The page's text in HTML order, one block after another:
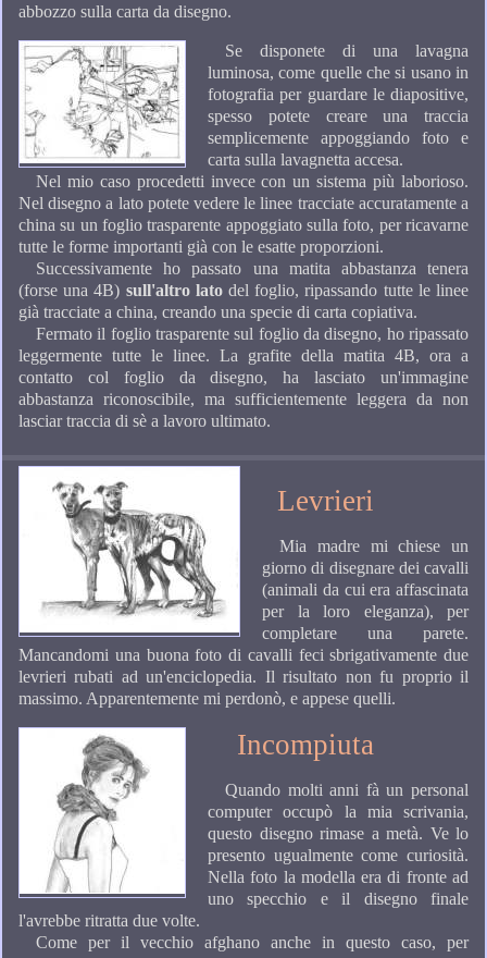
abbozzo sulla carta da disegno.
Se disponete di una lavagna
luminosa, come quelle che si usano in
fotografia per guardare le diapositive,
spesso potete creare una traccia
semplicemente appoggiando foto e
carta sulla lavagnetta accesa.
Nel mio caso procedetti invece con un sistema più laborioso.
Nel disegno a lato potete vedere le linee tracciate accuratamente a
china su un foglio trasparente appoggiato sulla foto, per ricavarne
tutte le forme importanti già con le esatte proporzioni.
Successivamente ho passato una matita abbastanza tenera
(forse una 4B) sull'altro latodel foglio, ripassando tutte le linee
già tracciate a china, creando una specie di carta copiativa.
Fermato il foglio trasparente sul foglio da disegno, ho ripassato
leggermente tutte le linee. La grafite della matita 4B, ora a
contatto col foglio da disegno, ha lasciato un'immagine
abbastanza riconoscibile, ma sufficientemente leggera da non
lasciar traccia di sè a lavoro ultimato.
Levrieri
Mia madre mi chiese un
giorno di disegnare dei cavalli
(animali da cui era affascinata
per la loro eleganza), per
completare una parete.
Mancandomi una buona foto di cavalli feci sbrigativamente due
levrieri rubati ad un'enciclopedia. Il risultato non fu proprio il
massimo. Apparentemente mi perdonò, e appese quelli.
Incompiuta
Quando molti anni fà un personal
computer occupò la mia scrivania,
questo disegno rimase a metà. Ve lo
presento ugualmente come curiosità.
Nella foto la modella era di fronte ad
uno specchio e il disegno finale
l'avrebbe ritratta due volte.
Come per il vecchio afghano anche in questo caso, per